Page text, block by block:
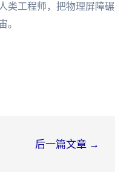
类工程师，把物理屏障碾
。
后一篇文章 →